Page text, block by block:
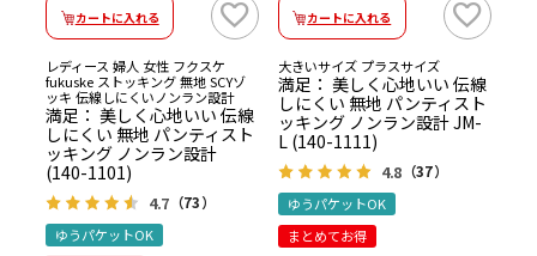
カートに入れる
レディース 婦人 女性 フクスケ
fukuske ストッキング 無地 SCYゾ
ッキ 伝線しにくいノンラン設計
満足： 美しく心地いい 伝線
しにくい 無地 パンティスト
ッキング ノンラン設計
(140-1101)
4.7 （73）
ゆうパケットOK
カートに入れる
大きいサイズ プラスサイズ
満足： 美しく心地いい 伝線
しにくい 無地 パンティスト
ッキング ノンラン設計 JM-
L (140-1111)
4.8 （37）
ゆうパケットOK
まとめてお得